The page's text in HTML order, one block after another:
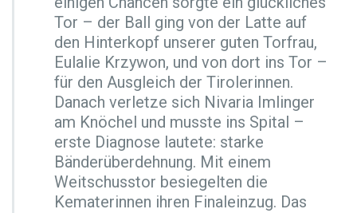
Tor – der Ball ging von der Latte auf
den Hinterkopf unserer guten Torfrau,
Eulalie Krzywon, und von dort ins Tor –
für den Ausgleich der Tirolerinnen.
Danach verletze sich Nivaria Imlinger
am Knöchel und musste ins Spital –
erste Diagnose lautete: starke
Bänderüberdehnung. Mit einem
Weitschusstor besiegelten die
Kematerinnen ihren Finaleinzug. Das